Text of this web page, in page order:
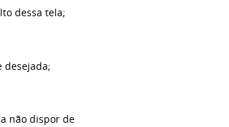
dessa tela;
desejada;
não dispor de